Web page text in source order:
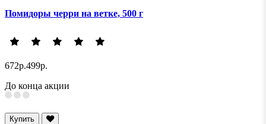
Помидоры черри на ветке, 500 г
672р.499р.
До конца акции
Купить